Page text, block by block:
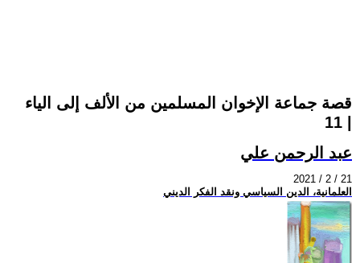
قصة جماعة الإخوان المسلمين من الألف إلى الياء
عبد الرحمن علي
2021 / 2 / 21
العلمانية، الدين السياسي ونقد الفكر الديني